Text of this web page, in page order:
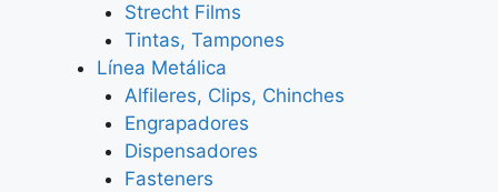
Strecht Films
Tintas, Tampones
Línea Metálica
Alfileres, Clips, Chinches
Engrapadores
Dispensadores
Fasteners